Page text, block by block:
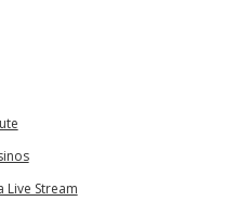
Live Stream